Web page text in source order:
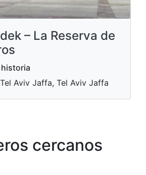
– La Reserva de
Aviv Jaffa, Tel Aviv Jaffa
cercanos